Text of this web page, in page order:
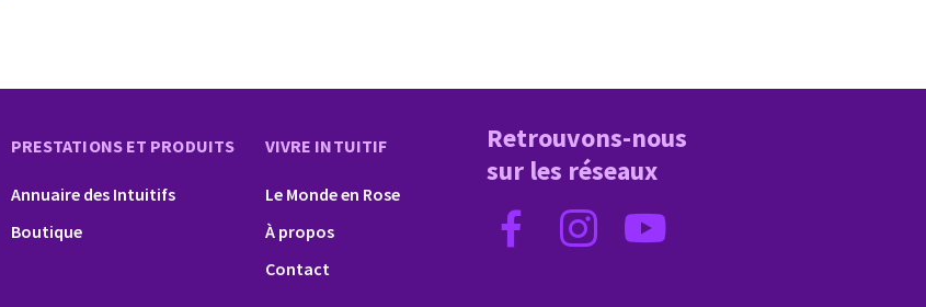
PRESTATIONS ET PRODUITS
Annuaire des Intuitifs
Boutique
VIVRE INTUITIF
Le Monde en Rose
À propos
Contact
Retrouvons-nous
sur les réseaux